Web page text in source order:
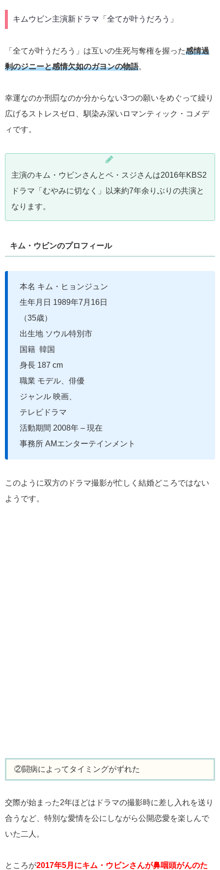
キムウビン主演新ドラマ「全てが叶うだろう」
「全てが叶うだろう」は互いの生死与奪権を握った感情過
剰のジニーと感情欠如のガヨンの物語。
幸運なのか刑罰なのか分からない3つの願いをめぐって繰り
広げるストレスゼロ、馴染み深いロマンティック・コメデ
ィです。
主演のキム・ウビンさんとペ・スジさんは2016年KBS2
ドラマ「むやみに切なく」以来約7年余りぶりの共演と
なります。
キム・ウビンのプロフィール
本名 キム・ヒョンジュン
生年月日 1989年7月16日
（35歳）
出生地 ソウル特別市
国籍 韓国
身長 187 cm
職業 モデル、俳優
ジャンル 映画、
テレビドラマ
活動期間 2008年 – 現在
事務所 AMエンターテインメント
このように双方のドラマ撮影が忙しく結婚どころではない
ようです。
②闘病によってタイミングがずれた
交際が始まった2年ほどはドラマの撮影時に差し入れを送り
合うなど、特別な愛情を公にしながら公開恋愛を楽しんで
いた二人。
ところが2017年5月にキム・ウビンさんが鼻咽頭がんのた